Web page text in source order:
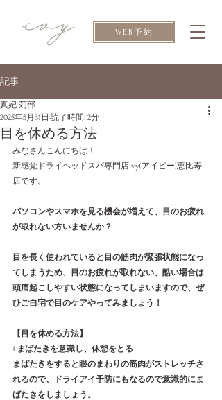
WEB予約
記事
目を休める方法
真妃 苅部
2025年5月31日 読了時間: 2分
みなさんこんにちは！
新感覚ドライヘッドスパ専門店ivy(アイビー)恵比寿
店です。
パソコンやスマホを見る機会が増えて、目のお疲れ
が取れない方いませんか？
目を長く使われていると目の筋肉が緊張状態になっ
てしまうため、目のお疲れが取れない、酷い場合は
頭痛起こしやすい状態になってしまいますので、ぜ
ひご自宅で目のケアやってみましょう！
【目を休める方法】
1.まばたきを意識し、休憩をとる
まばたきをすると眼のまわりの筋肉がストレッチさ
れるので、ドライアイ予防にもなるので意識的にま
ばたきをしましょう。